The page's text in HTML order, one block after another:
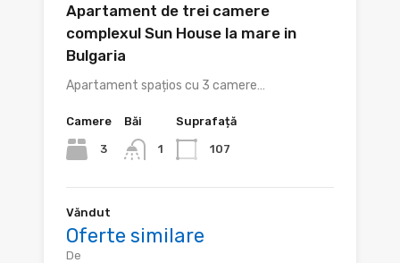
Apartament de trei camere
complexul Sun House la mare in
Bulgaria
Apartament spațios cu 3 camere…
Camere
3
Băi
1
Suprafață
107
Văndut
Oferte similare
De